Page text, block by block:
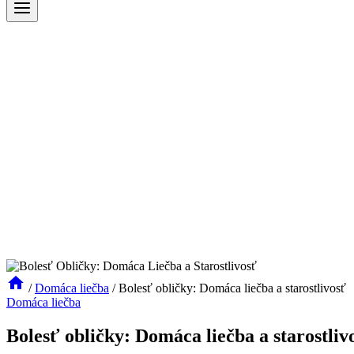
/ Domáca liečba / Bolesť obličky: Domáca liečba a starostlivosť
Domáca liečba
Bolesť obličky: Domáca liečba a